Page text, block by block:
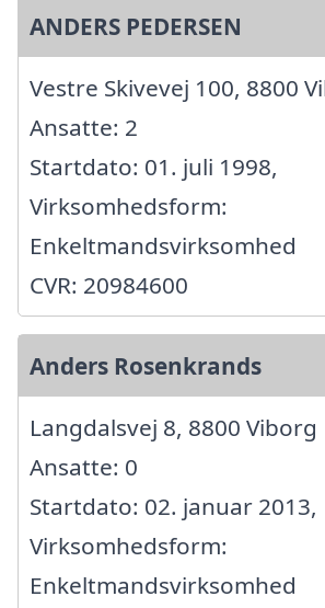
ANDERS PEDERSEN
Vestre Skivevej 100, 8800
Ansatte: 2
Startdato: 01. juli 1998,
Virksomhedsform:
Enkeltmandsvirksomhed
CVR: 20984600
Anders Rosenkrands
Langdalsvej 8, 8800 Viborg
Ansatte: 0
Startdato: 02. januar 2013,
Virksomhedsform:
Enkeltmandsvirksomhed